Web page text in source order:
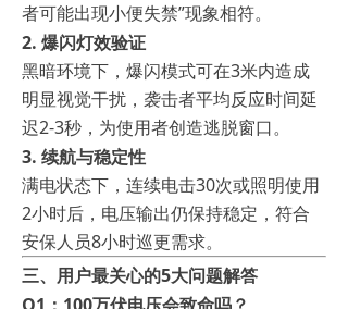
者可能出现小便失禁”现象相符。
2. 爆闪灯效验证
黑暗环境下，爆闪模式可在3米内造成
明显视觉干扰，袭击者平均反应时间延
迟2-3秒，为使用者创造逃脱窗口。
3. 续航与稳定性
满电状态下，连续电击30次或照明使用
2小时后，电压输出仍保持稳定，符合
安保人员8小时巡更需求。
三、用户最关心的5大问题解答